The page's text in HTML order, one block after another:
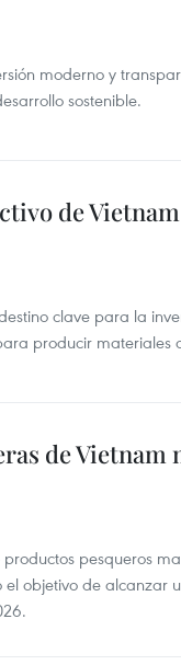
moderno y
sostenible.
de
clave para la
producir materiales
de Vietnam
pesqueros
objetivo de alcanzar